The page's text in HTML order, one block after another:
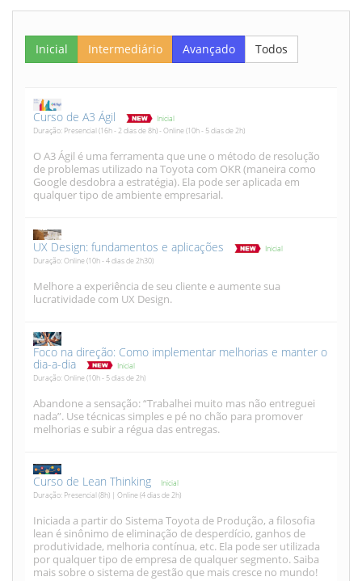
Inicial Intermediário Avançado Todos
Curso de A3 Ágil
Inicial
Duração: Presencial (16h - 2 dias de 8h) - Online (10h - 5 dias de 2h)
O A3 Ágil é uma ferramenta que une o método de resolução
de problemas utilizado na Toyota com OKR (maneira como
Google desdobra a estratégia). Ela pode ser aplicada em
qualquer tipo de ambiente empresarial.
UX Design: fundamentos e aplicações
Inicial
Duração: Online (10h - 4 dias de 2h30)
Melhore a experiência de seu cliente e aumente sua
lucratividade com UX Design.
Foco na direção: Como implementar melhorias e manter o
dia-a-dia
Inicial
Duração: Online (10h - 5 dias de 2h)
Abandone a sensação: “Trabalhei muito mas não entreguei
nada”. Use técnicas simples e pé no chão para promover
melhorias e subir a régua das entregas.
Curso de Lean Thinking
Inicial
Duração: Presencial (8h) | Online (4 dias de 2h)
Iniciada a partir do Sistema Toyota de Produção, a filosofia
lean é sinônimo de eliminação de desperdício, ganhos de
produtividade, melhoria contínua, etc. Ela pode ser utilizada
por qualquer tipo de empresa de qualquer segmento. Saiba
mais sobre o sistema de gestão que mais cresce no mundo!